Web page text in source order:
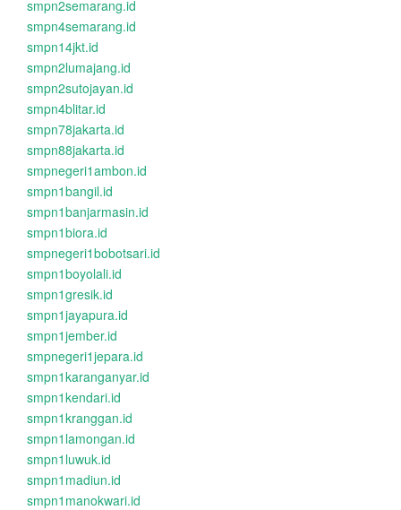
smpn2semarang.id
smpn4semarang.id
smpn14jkt.id
smpn2lumajang.id
smpn2sutojayan.id
smpn4blitar.id
smpn78jakarta.id
smpn88jakarta.id
smpnegeri1ambon.id
smpn1bangil.id
smpn1banjarmasin.id
smpn1biora.id
smpnegeri1bobotsari.id
smpn1boyolali.id
smpn1gresik.id
smpn1jayapura.id
smpn1jember.id
smpnegeri1jepara.id
smpn1karanganyar.id
smpn1kendari.id
smpn1kranggan.id
smpn1lamongan.id
smpn1luwuk.id
smpn1madiun.id
smpn1manokwari.id